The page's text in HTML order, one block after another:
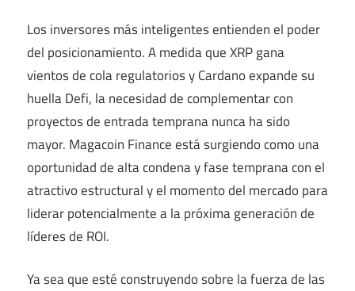
Los inversores más inteligentes entienden el poder
del posicionamiento. A medida que XRP gana
vientos de cola regulatorios y Cardano expande su
huella Defi, la necesidad de complementar con
proyectos de entrada temprana nunca ha sido
mayor. Magacoin Finance está surgiendo como una
oportunidad de alta condena y fase temprana con el
atractivo estructural y el momento del mercado para
liderar potencialmente a la próxima generación de
líderes de ROI.
Ya sea que esté construyendo sobre la fuerza de las